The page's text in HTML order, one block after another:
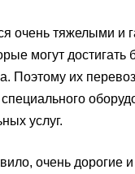
очень тяжелыми и
могут достигать
Поэтому их
услуг.
очень дорогие и